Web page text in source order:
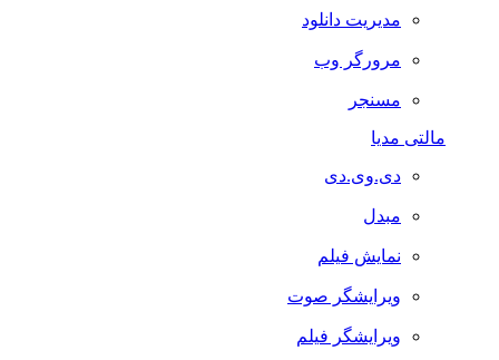
مدیریت دانلود
مرورگر وب
مسنجر
مالتی مدیا
دی.وی.دی
مبدل
نمایش فیلم
ویرایشگر صوت
ویرایشگر فیلم